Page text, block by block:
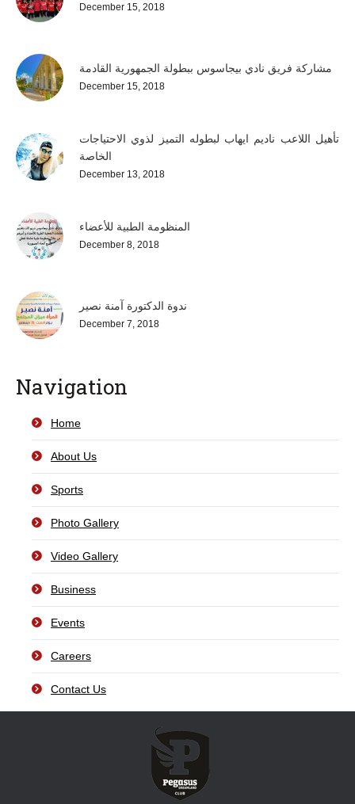
December 15, 2018
مشاركة فريق نادي بيجاسوس ببطولة الجمهورية القادمة
December 15, 2018
تأهيل اللاعب ناديم ايهاب لبطوله التميز لذوي الاحتياجات
الخاصة
December 13, 2018
المنظومة الطبية للأعضاء
December 8, 2018
ندوة الدكتورة آمنة نصير
December 7, 2018
Navigation
Home
About Us
Sports
Photo Gallery
Video Gallery
Business
Events
Careers
Contact Us